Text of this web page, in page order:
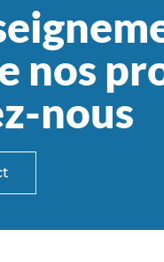
nos
nous